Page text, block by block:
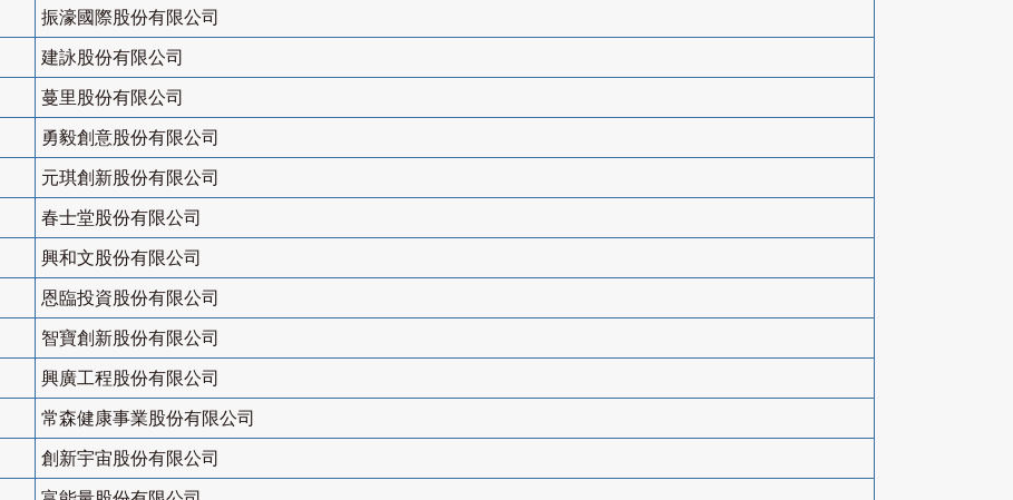
振濠國際股份有限公司
建詠股份有限公司
蔓里股份有限公司
勇毅創意股份有限公司
元琪創新股份有限公司
春士堂股份有限公司
興和文股份有限公司
恩臨投資股份有限公司
智寶創新股份有限公司
興廣工程股份有限公司
常森健康事業股份有限公司
創新宇宙股份有限公司